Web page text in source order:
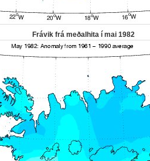
Frávik frá meðalhita í mai 1982